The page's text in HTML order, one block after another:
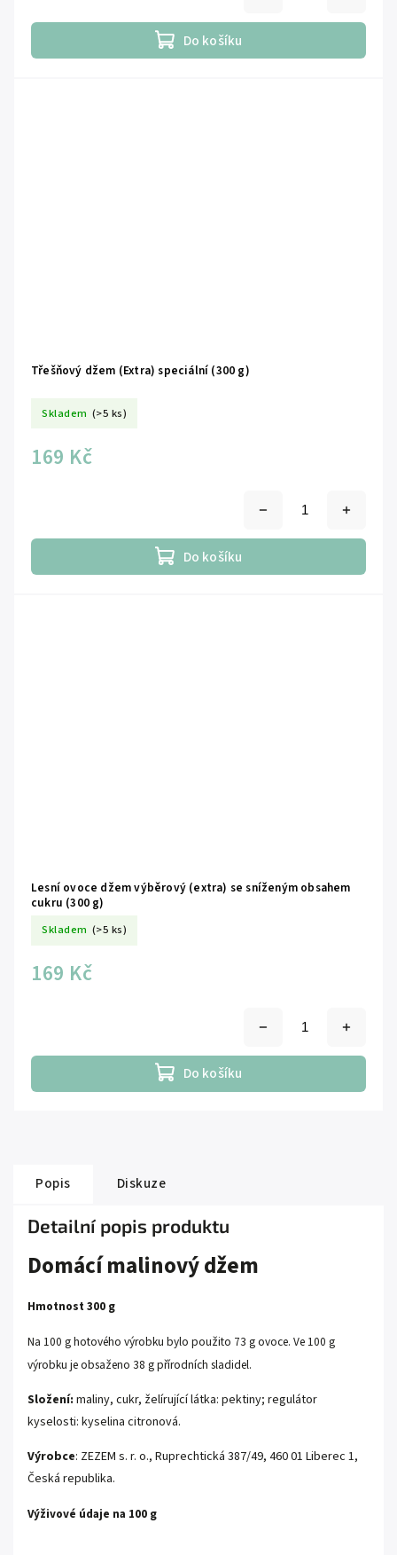
Do košíku
Třešňový džem (Extra) speciální (300 g)
Skladem (>5 ks)
169 Kč
Do košíku
Lesní ovoce džem výběrový (extra) se sníženým obsahem
cukru (300 g)
Skladem (>5 ks)
169 Kč
Do košíku
Popis Diskuze
Detailní popis produktu
Domácí malinový džem
Hmotnost 300 g
Na 100 g hotového výrobku bylo použito 73 g ovoce. Ve 100 g
výrobku je obsaženo 38 g přírodních sladidel.
Složení: maliny, cukr, želírující látka: pektiny; regulátor
kyselosti: kyselina citronová.
Výrobce: ZEZEM s. r. o., Ruprechtická 387/49, 460 01 Liberec 1,
Česká republika.
Výživové údaje na 100 g